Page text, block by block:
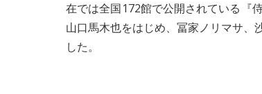
在では全国172館で公開されている『
山口馬木也をはじめ、冨家ノリマサ、
した。